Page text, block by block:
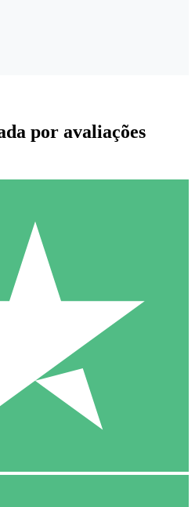
Individuais
créditos de download. Sem
1000
por avaliações